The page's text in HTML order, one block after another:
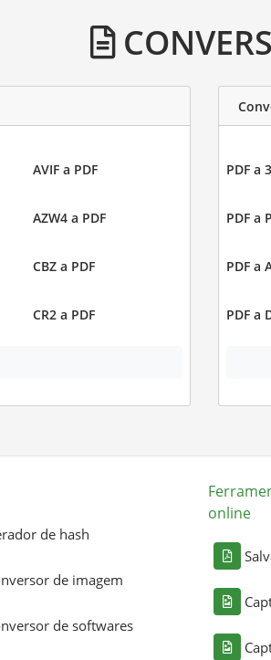
AVIF a PDF
AZW4 a PDF
CBZ a PDF
CR2 a PDF
PDF a
PDF a
PDF a
PDF a
de hash
de imagem
de softwares
online